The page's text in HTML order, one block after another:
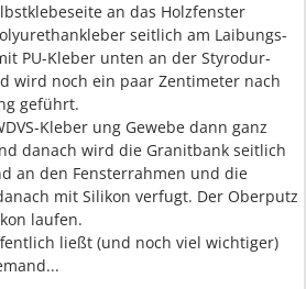
an das Holzfenster
seitlich am Laibungs-
PU-Kleber unten an der Styrodur-
wird noch ein paar Zentimeter nach
geführt.
Kleber ung Gewebe dann ganz
danach wird die Granitbank seitlich
an den Fensterrahmen und die
mit Silikon verfugt. Der Oberputz
laufen.
ließt (und noch viel wichtiger)